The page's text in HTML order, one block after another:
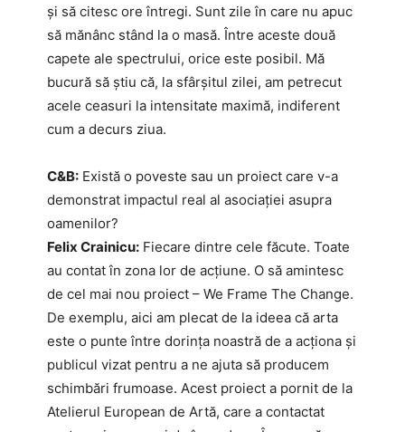
și să citesc ore întregi. Sunt zile în care nu apuc
să mănânc stând la o masă. Între aceste două
capete ale spectrului, orice este posibil. Mă
bucură să știu că, la sfârșitul zilei, am petrecut
acele ceasuri la intensitate maximă, indiferent
cum a decurs ziua.
C&B: Există o poveste sau un proiect care v-a
demonstrat impactul real al asociației asupra
oamenilor?
Felix Crainicu: Fiecare dintre cele făcute. Toate
au contat în zona lor de acțiune. O să amintesc
de cel mai nou proiect – We Frame The Change.
De exemplu, aici am plecat de la ideea că arta
este o punte între dorința noastră de a acționa și
publicul vizat pentru a ne ajuta să producem
schimbări frumoase. Acest proiect a pornit de la
Atelierul European de Artă, care a contactat